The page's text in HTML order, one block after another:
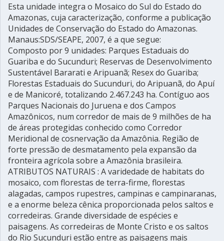
Esta unidade integra o Mosaico do Sul do Estado do
Amazonas, cuja caracterização, conforme a publicação
Unidades de Conservação do Estado do Amazonas.
Manaus:SDS/SEAPE, 2007, é a que segue:
Composto por 9 unidades: Parques Estaduais do
Guariba e do Sucunduri; Reservas de Desenvolvimento
Sustentável Bararati e Aripuanã; Resex do Guariba;
Florestas Estaduais do Sucunduri, do Aripuanã, do Apuí
e de Manicoré, totalizando 2.467.243 ha. Contíguo aos
Parques Nacionais do Juruena e dos Campos
Amazônicos, num corredor de mais de 9 milhões de ha
de áreas protegidas conhecido como Corredor
Meridional de cosnervação da Amazônia. Região de
forte pressão de desmatamento pela expansão da
fronteira agrícola sobre a Amazônia brasileira.
ATRIBUTOS NATURAIS : A varidedade de habitats do
mosaico, com florestas de terra-firme, florestas
alagadas, campos rupestres, campinas e campinaranas,
e a enorme beleza cênica proporcionada pelos saltos e
corredeiras. Grande diversidade de espécies e
paisagens. As corredeiras de Monte Cristo e os saltos
do Rio Sucunduri estão entre as paisagens mais